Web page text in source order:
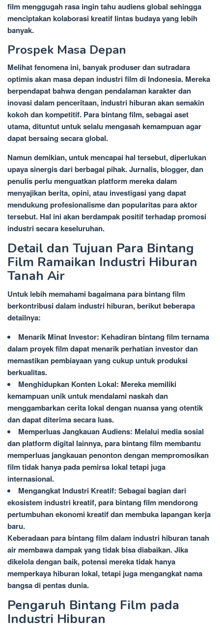
film menggugah rasa ingin tahu audiens global sehingga
menciptakan kolaborasi kreatif lintas budaya yang lebih
banyak.
Prospek Masa Depan
Melihat fenomena ini, banyak produser dan sutradara
optimis akan masa depan industri film di Indonesia. Mereka
berpendapat bahwa dengan pendalaman karakter dan
inovasi dalam penceritaan, industri hiburan akan semakin
kokoh dan kompetitif. Para bintang film, sebagai aset
utama, dituntut untuk selalu mengasah kemampuan agar
dapat bersaing secara global.
Namun demikian, untuk mencapai hal tersebut, diperlukan
upaya sinergis dari berbagai pihak. Jurnalis, blogger, dan
penulis perlu menguatkan platform mereka dalam
menyajikan berita, opini, atau investigasi yang dapat
mendukung profesionalisme dan popularitas para aktor
tersebut. Hal ini akan berdampak positif terhadap promosi
industri secara keseluruhan.
Detail dan Tujuan Para Bintang
Film Ramaikan Industri Hiburan
Tanah Air
Untuk lebih memahami bagaimana para bintang film
berkontribusi dalam industri hiburan, berikut beberapa
detailnya:
Menarik Minat Investor: Kehadiran bintang film ternama
dalam proyek film dapat menarik perhatian investor dan
memastikan pembiayaan yang cukup untuk produksi
berkualitas.
Menghidupkan Konten Lokal: Mereka memiliki
kemampuan unik untuk mendalami naskah dan
menggambarkan cerita lokal dengan nuansa yang otentik
dan dapat diterima secara luas.
Memperluas Jangkauan Audiens: Melalui media sosial
dan platform digital lainnya, para bintang film membantu
memperluas jangkauan penonton dengan mempromosikan
film tidak hanya pada pemirsa lokal tetapi juga
internasional.
Mengangkat Industri Kreatif: Sebagai bagian dari
ekosistem industri kreatif, para bintang film mendorong
pertumbuhan ekonomi kreatif dan membuka lapangan kerja
baru.
Keberadaan para bintang film dalam industri hiburan tanah
air membawa dampak yang tidak bisa diabaikan. Jika
dikelola dengan baik, potensi mereka tidak hanya
memperkaya hiburan lokal, tetapi juga mengangkat nama
bangsa di pentas dunia.
Pengaruh Bintang Film pada
Industri Hiburan